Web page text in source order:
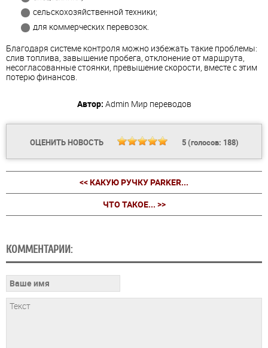
сельскохозяйственной техники;
для коммерческих перевозок.
Благодаря системе контроля можно избежать такие проблемы:
слив топлива, завышение пробега, отклонение от маршрута,
несогласованные стоянки, превышение скорости, вместе с этим
потерю финансов.
Автор: Admin Мир переводов
ОЦЕНИТЬ НОВОСТЬ 5(голосов: 188)
<< КАКУЮ РУЧКУ PARKER...
ЧТО ТАКОЕ... >>
КОММЕНТАРИИ: